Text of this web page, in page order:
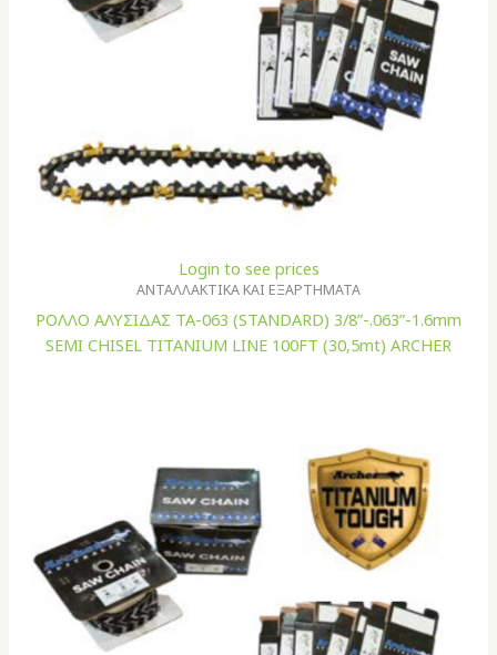
Login to see prices
ΑΝΤΑΛΛΑΚΤΙΚΑ ΚΑΙ ΕΞΑΡΤΗΜΑΤΑ
ΡΟΛΛΟ ΑΛΥΣΙΔΑΣ TA-063 (STANDARD) 3/8”-.063”-1.6mm
SEMI CHISEL TITANIUM LINE 100FT (30,5mt) ARCHER